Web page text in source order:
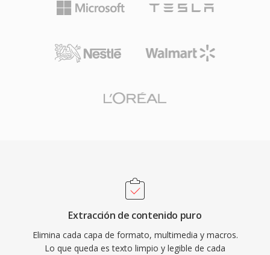
Extracción de contenido puro
Elimina cada capa de formato, multimedia y macros.
Lo que queda es texto limpio y legible de cada